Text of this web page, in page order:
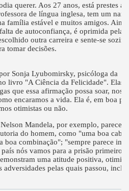
querer. Aos 27 anos, está prestes a
de língua inglesa, tem um
família estável e muitos amigos.
de autoconfiança, é oprimida pela
outra carreira e sente-se
tomar decisões.
Sonja Lyubomirsky, psicóloga da
livro "A Ciência da Felicidade". Elas
que essa afirmação possa soar, nossa
encaramos a vida. Ela é, em boa
otimistas ou não.
Mandela, por exemplo, parece
do homem, como "uma boa
boa combinação"; "sempre parece
nós vamos para a prisão primeiro
uma atitude positiva,
adversidades pelas quais passou,